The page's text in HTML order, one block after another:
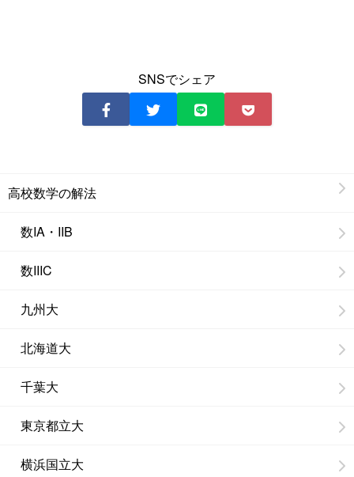
SNSでシェア
高校数学の解法
数IA・IIB
数IIIC
九州大
北海道大
千葉大
東京都立大
横浜国立大